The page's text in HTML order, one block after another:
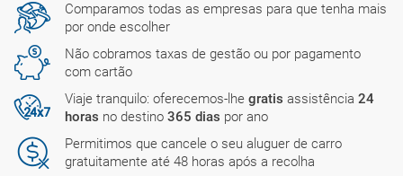
Comparamos todas as empresas para que tenha mais
por onde escolher
Não cobramos taxas de gestão ou por pagamento
com cartão
Viaje tranquilo: oferecemos-lhe gratis assistência 24
horas no destino 365 dias por ano
Permitimos que cancele o seu aluguer de carro
gratuitamente até 48 horas após a recolha